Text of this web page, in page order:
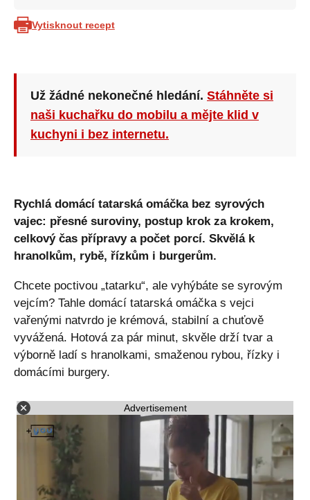
Vytisknout recept
Už žádné nekonečné hledání. Stáhněte si
naši kuchařku do mobilu a mějte klid v
kuchyni i bez internetu.
Rychlá domácí tatarská omáčka bez syrových
vajec: přesné suroviny, postup krok za krokem,
celkový čas přípravy a počet porcí. Skvělá k
hranolkům, rybě, řízkům i burgerům.
Chcete poctivou „tatarku“, ale vyhýbáte se syrovým
vejcím? Tahle domácí tatarská omáčka s vejci
vařenými natvrdo je krémová, stabilní a chuťově
vyvážená. Hotová za pár minut, skvěle drží tvar a
výborně ladí s hranolkami, smaženou rybou, řízky i
domácími burgery.
Advertisement